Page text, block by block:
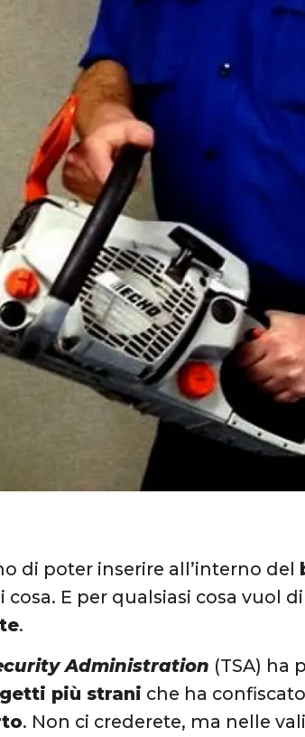
di poter inserire all’interno del
cosa. E per qualsiasi cosa vuol
.
Administration (TSA) ha
più strani che ha
. Non ci crederete, ma nelle